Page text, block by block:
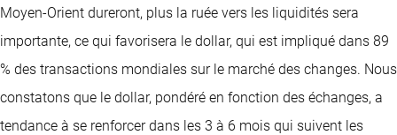
Moyen-Orient dureront, plus la ruée vers les liquidités sera
importante, ce qui favorisera le dollar, qui est impliqué dans 89
% des transactions mondiales sur le marché des changes. Nous
constatons que le dollar, pondéré en fonction des échanges, a
tendance à se renforcer dans les 3 à 6 mois qui suivent les